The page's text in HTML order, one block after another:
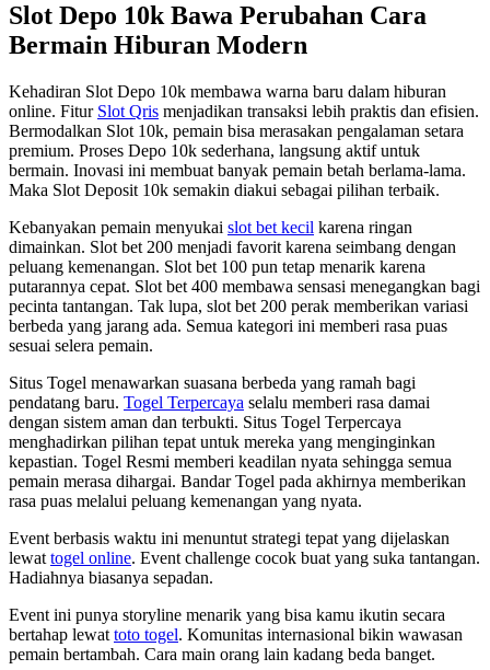
Slot Depo 10k Bawa Perubahan Cara
Bermain Hiburan Modern
Kehadiran Slot Depo 10k membawa warna baru dalam hiburan
online. Fitur Slot Qris menjadikan transaksi lebih praktis dan efisien.
Bermodalkan Slot 10k, pemain bisa merasakan pengalaman setara
premium. Proses Depo 10k sederhana, langsung aktif untuk
bermain. Inovasi ini membuat banyak pemain betah berlama-lama.
Maka Slot Deposit 10k semakin diakui sebagai pilihan terbaik.
Kebanyakan pemain menyukai slot bet kecil karena ringan
dimainkan. Slot bet 200 menjadi favorit karena seimbang dengan
peluang kemenangan. Slot bet 100 pun tetap menarik karena
putarannya cepat. Slot bet 400 membawa sensasi menegangkan bagi
pecinta tantangan. Tak lupa, slot bet 200 perak memberikan variasi
berbeda yang jarang ada. Semua kategori ini memberi rasa puas
sesuai selera pemain.
Situs Togel menawarkan suasana berbeda yang ramah bagi
pendatang baru. Togel Terpercaya selalu memberi rasa damai
dengan sistem aman dan terbukti. Situs Togel Terpercaya
menghadirkan pilihan tepat untuk mereka yang menginginkan
kepastian. Togel Resmi memberi keadilan nyata sehingga semua
pemain merasa dihargai. Bandar Togel pada akhirnya memberikan
rasa puas melalui peluang kemenangan yang nyata.
Event berbasis waktu ini menuntut strategi tepat yang dijelaskan
lewat togel online. Event challenge cocok buat yang suka tantangan.
Hadiahnya biasanya sepadan.
Event ini punya storyline menarik yang bisa kamu ikutin secara
bertahap lewat toto togel. Komunitas internasional bikin wawasan
pemain bertambah. Cara main orang lain kadang beda banget.